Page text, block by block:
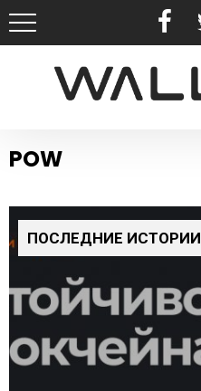
POW
ПОСЛЕДНИЕ ИСТОРИИ